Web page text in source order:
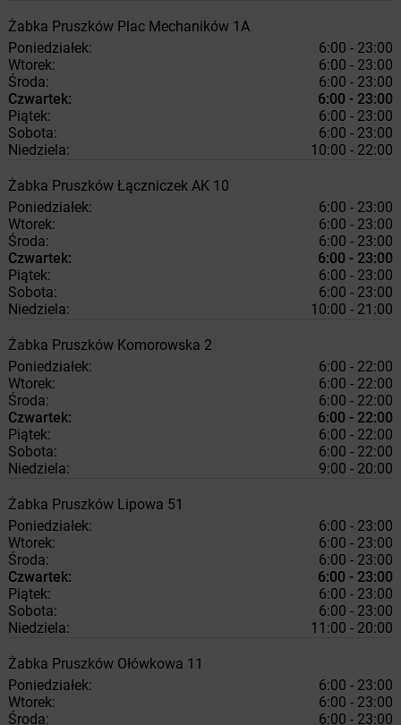
Żabka Pruszków Plac Mechaników 1A
Poniedziałek:
6:00 - 23:00
Wtorek:
6:00 - 23:00
Środa:
6:00 - 23:00
Czwartek:
6:00 - 23:00
Piątek:
6:00 - 23:00
Sobota:
6:00 - 23:00
Niedziela:
10:00 - 22:00
Żabka Pruszków Łączniczek AK 10
Poniedziałek:
6:00 - 23:00
Wtorek:
6:00 - 23:00
Środa:
6:00 - 23:00
Czwartek:
6:00 - 23:00
Piątek:
6:00 - 23:00
Sobota:
6:00 - 23:00
Niedziela:
10:00 - 21:00
Żabka Pruszków Komorowska 2
Poniedziałek:
6:00 - 22:00
Wtorek:
6:00 - 22:00
Środa:
6:00 - 22:00
Czwartek:
6:00 - 22:00
Piątek:
6:00 - 22:00
Sobota:
6:00 - 22:00
Niedziela:
9:00 - 20:00
Żabka Pruszków Lipowa 51
Poniedziałek:
6:00 - 23:00
Wtorek:
6:00 - 23:00
Środa:
6:00 - 23:00
Czwartek:
6:00 - 23:00
Piątek:
6:00 - 23:00
Sobota:
6:00 - 23:00
Niedziela:
11:00 - 20:00
Żabka Pruszków Ołówkowa 11
Poniedziałek:
6:00 - 23:00
Wtorek:
6:00 - 23:00
Środa:
6:00 - 23:00